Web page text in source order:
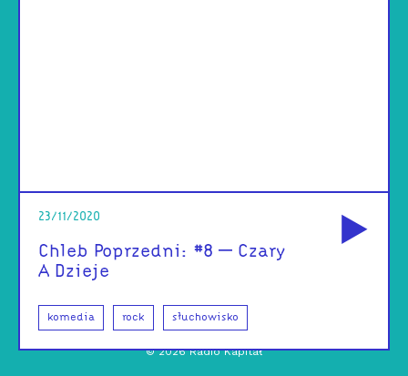
23/11/2020
Chleb Poprzedni: #8 – Czary
A Dzieje
komedia rock słuchowisko
©2026 Radio Kapitał